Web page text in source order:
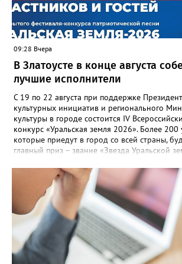
оперативно делиться информацией со всеми
заинтересованными – от поставщика тепла
потребителей.
09:28 Вчера
В Златоусте в конце августа
лучшие исполнители
С 19 по 22 августа при поддержке
культурных инициатив и регионального
культуры в городе состоится IV
конкурс «Уральская земля 2026». Более 200
которые приедут в город со всей страны,
главный приз – звание «Звезда Уральской
прослушивания участников, мастер-классы
наставников, выступления победителей
приглашённых артистов», - сообщает
фестивальные мероприятия будет
фестивале участвовали 26 финалистов из
Челябинской, Свердловской, Курганской,
областей, Ханты-Мансийского автономного
Республики Башкортостан. Приглашённой
идейный вдохновитель, организатор